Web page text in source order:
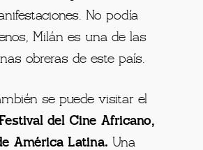
No podía
Milán es una de las
obreras de este país.
se puede visitar el
Festival del Cine Africano,
América Latina. Una